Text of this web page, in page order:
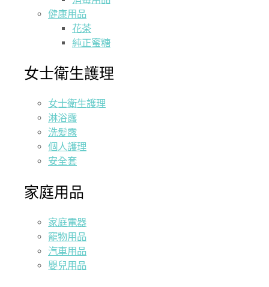
健康用品
花茶
純正蜜糖
女士衛生護理
女士衛生護理
淋浴露
洗髪露
個人護理
安全套
家庭用品
家庭電器
竉物用品
汽車用品
嬰兒用品